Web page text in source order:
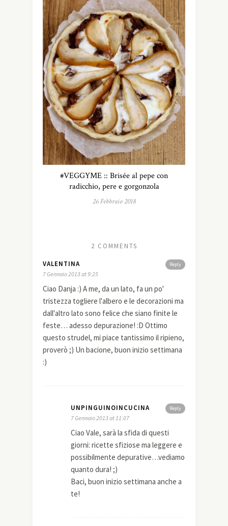
#VEGGYME :: Brisée al pepe con
radicchio, pere e gorgonzola
26 Febbraio 2018
2 COMMENTS
Reply
VALENTINA
7 Gennaio 2013 at 9:25
Ciao Danja :) A me, da un lato, fa un po'
tristezza togliere l'albero e le decorazioni ma
dall'altro lato sono felice che siano finite le
feste… adesso depurazione! :D Ottimo
questo strudel, mi piace tantissimo il ripieno,
proverò ;) Un bacione, buon inizio settimana
:)
Reply
UNPINGUINOINCUCINA
7 Gennaio 2013 at 11:07
Ciao Vale, sarà la sfida di questi
giorni: ricette sfiziose ma leggere e
possibilmente depurative…vediamo
quanto dura! ;)
Baci, buon inizio settimana anche a
te!